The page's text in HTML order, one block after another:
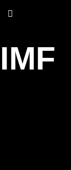
IMF